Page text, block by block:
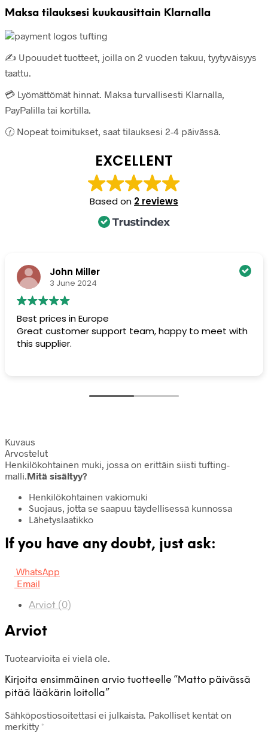
määrä
Maksa tilauksesi kuukausittain Klarnalla
✍️ Upouudet tuotteet, joilla on 2 vuoden takuu, tyytyväisyys
taattu.
💳 Lyömättömät hinnat. Maksa turvallisesti Klarnalla,
PayPalilla tai kortilla.
🕜 Nopeat toimitukset, saat tilauksesi 2-4 päivässä.
EXCELLENT
Based on 2 reviews
John Miller
3 June 2024
Best prices in Europe
Great customer support team, happy to meet with
this supplier.
Kuvaus
Arvostelut
Henkilökohtainen muki, jossa on erittäin siisti tufting-
malli.Mitä sisältyy?
Henkilökohtainen vakiomuki
Suojaus, jotta se saapuu täydellisessä kunnossa
Lähetyslaatikko
If you have any doubt, just ask:
WhatsApp
Email
Arviot (0)
Arviot
Tuotearvioita ei vielä ole.
Kirjoita ensimmäinen arvio tuotteelle “Matto päivässä
pitää lääkärin loitolla”
Sähköpostiosoitettasi ei julkaista. Pakolliset kentät on
merkitty *